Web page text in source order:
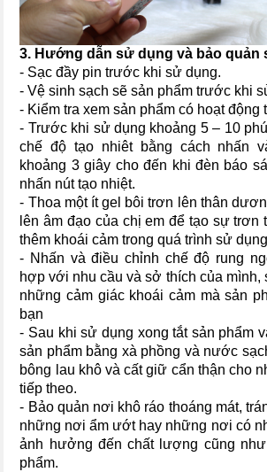
3. Hướng dẫn sử dụng và bảo quản
- Sạc đầy pin trước khi sử dụng.
- Vệ sinh sạch sẽ sản phẩm trước khi
- Kiểm tra xem sản phẩm có hoạt động
- Trước khi sử dụng khoảng 5 – 10
chế độ tạo nhiêt bằng cách nhấn
khoảng 3 giây cho đến khi đèn báo
nhấn nút tạo nhiệt.
- Thoa một ít gel bôi trơn lên thân
lên âm đạo của chị em để tạo sự trơn
thêm khoái cảm trong quá trình sử
- Nhấn và điều chỉnh chế độ rung
hợp với nhu cầu và sở thích của mình,
những cảm giác khoái cảm mà sản
bạn
- Sau khi sử dụng xong tắt sản phẩm
sản phẩm bằng xà phồng và nước
bông lau khô và cất giữ cẩn thận cho
tiếp theo.
- Bảo quản nơi khô ráo thoáng mát,
những nơi ẩm ướt hay những nơi có
ảnh hưởng đến chất lượng cũng
phẩm.